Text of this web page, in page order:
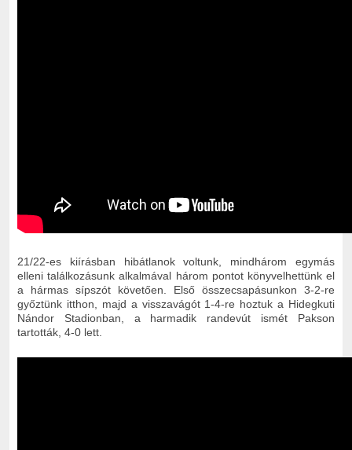
21/22-es kiírásban hibátlanok voltunk, mindhárom egymás
elleni találkozásunk alkalmával három pontot könyvelhettünk el
a hármas sípszót követően. Első összecsapásunkon 3-2-re
győztünk itthon, majd a visszavágót 1-4-re hoztuk a Hidegkuti
Nándor Stadionban, a harmadik randevút ismét Pakson
tartották, 4-0 lett.